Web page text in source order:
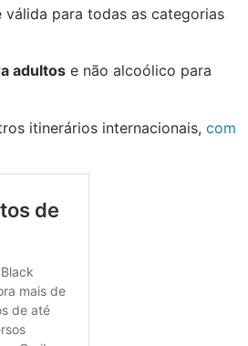
válida para todas as categorias
adultos e não alcoólico para
itinerários internacionais, com